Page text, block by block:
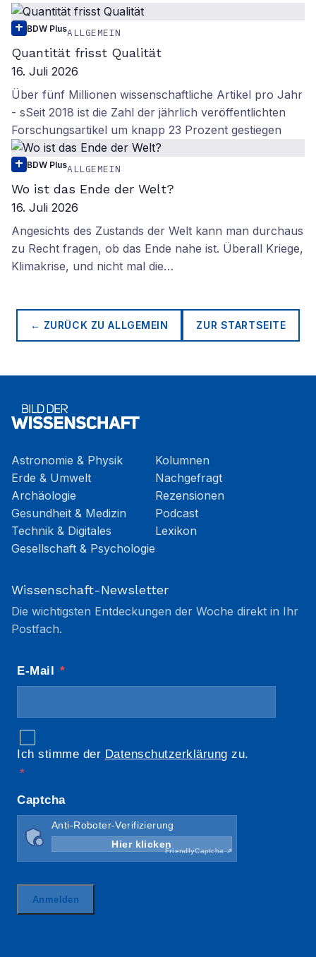
BDW PlusALLGEMEIN
Quantität frisst Qualität
16. Juli 2026
Über fünf Millionen wissenschaftliche Artikel pro Jahr
- sSeit 2018 ist die Zahl der jährlich veröffentlichten
Forschungsartikel um knapp 23 Prozent gestiegen
BDW PlusALLGEMEIN
Wo ist das Ende der Welt?
16. Juli 2026
Angesichts des Zustands der Welt kann man durchaus
zu Recht fragen, ob das Ende nahe ist. Überall Kriege,
Klimakrise, und nicht mal die…
← ZURÜCK ZUALLGEMEIN ZUR STARTSEITE
Astronomie & Physik
Erde & Umwelt
Archäologie
Gesundheit & Medizin
Technik & Digitales
Gesellschaft & Psychologie
Kolumnen
Nachgefragt
Rezensionen
Podcast
Lexikon
Wissenschaft-Newsletter
Die wichtigsten Entdeckungen der Woche direkt in Ihr
Postfach.